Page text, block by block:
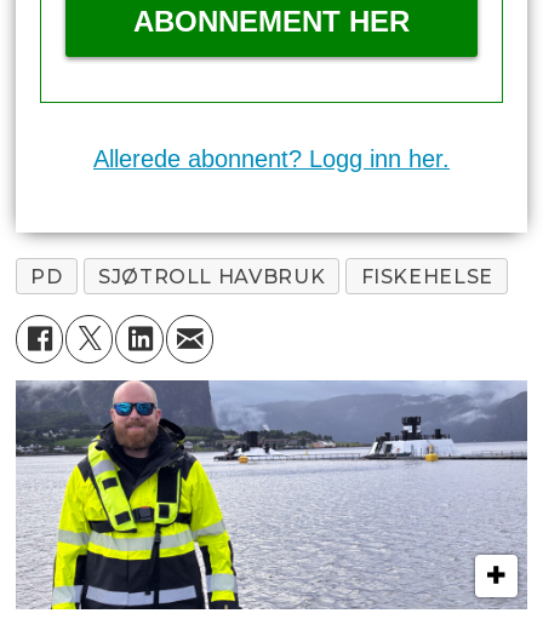
ABONNEMENT HER
Allerede abonnent? Logg inn her.
PD SJØTROLL HAVBRUK FISKEHELSE